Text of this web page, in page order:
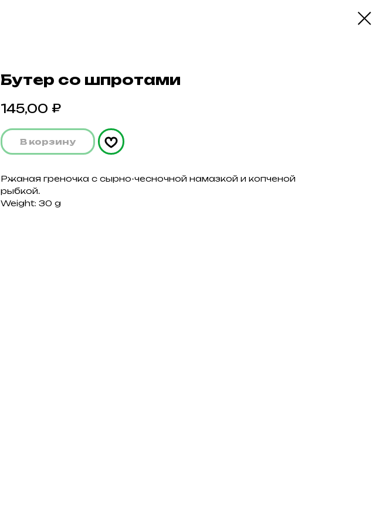
Бутер со шпротами
145,00 ₽
В корзину
Ржаная греночка с сырно-чесночной намазкой и копченой
рыбкой.
Weight: 30 g